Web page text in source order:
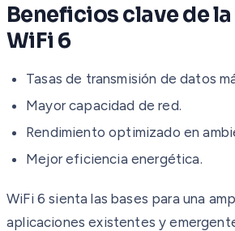
Beneficios clave de
WiFi 6
Tasas de transmisión de datos
Mayor capacidad de red.
Rendimiento optimizado en
Mejor eficiencia energética.
WiFi 6 sienta las bases para una
aplicaciones existentes y